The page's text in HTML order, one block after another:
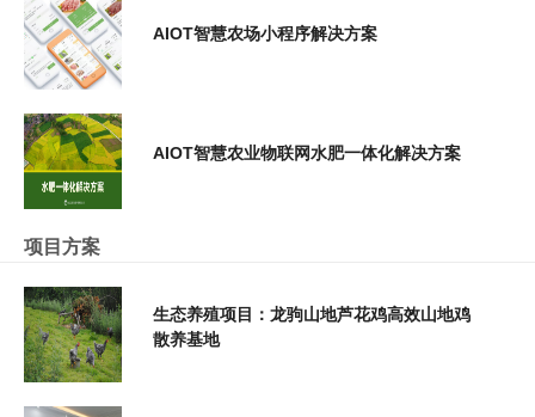
AIOT智慧农场小程序解决方案
AIOT智慧农业物联网水肥一体化解决方案
项目方案
生态养殖项目：龙驹山地芦花鸡高效山地鸡
散养基地